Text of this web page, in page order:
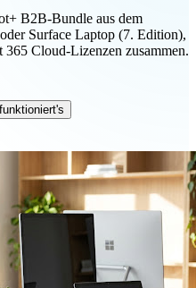
B2B-Bundle aus dem
Surface Laptop (7. Edition),
Cloud-Lizenzen zusammen.